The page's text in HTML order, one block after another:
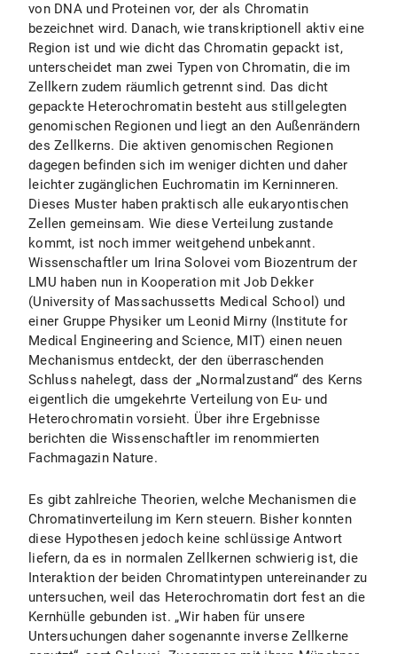
von DNA und Proteinen vor, der als Chromatin
bezeichnet wird. Danach, wie transkriptionell aktiv eine
Region ist und wie dicht das Chromatin gepackt ist,
unterscheidet man zwei Typen von Chromatin, die im
Zellkern zudem räumlich getrennt sind. Das dicht
gepackte Heterochromatin besteht aus stillgelegten
genomischen Regionen und liegt an den Außenrändern
des Zellkerns. Die aktiven genomischen Regionen
dagegen befinden sich im weniger dichten und daher
leichter zugänglichen Euchromatin im Kerninneren.
Dieses Muster haben praktisch alle eukaryontischen
Zellen gemeinsam. Wie diese Verteilung zustande
kommt, ist noch immer weitgehend unbekannt.
Wissenschaftler um Irina Solovei vom Biozentrum der
LMU haben nun in Kooperation mit Job Dekker
(University of Massachussetts Medical School) und
einer Gruppe Physiker um Leonid Mirny (Institute for
Medical Engineering and Science, MIT) einen neuen
Mechanismus entdeckt, der den überraschenden
Schluss nahelegt, dass der „Normalzustand“ des Kerns
eigentlich die umgekehrte Verteilung von Eu- und
Heterochromatin vorsieht. Über ihre Ergebnisse
berichten die Wissenschaftler im renommierten
Fachmagazin Nature.
Es gibt zahlreiche Theorien, welche Mechanismen die
Chromatinverteilung im Kern steuern. Bisher konnten
diese Hypothesen jedoch keine schlüssige Antwort
liefern, da es in normalen Zellkernen schwierig ist, die
Interaktion der beiden Chromatintypen untereinander zu
untersuchen, weil das Heterochromatin dort fest an die
Kernhülle gebunden ist. „Wir haben für unsere
Untersuchungen daher sogenannte inverse Zellkerne